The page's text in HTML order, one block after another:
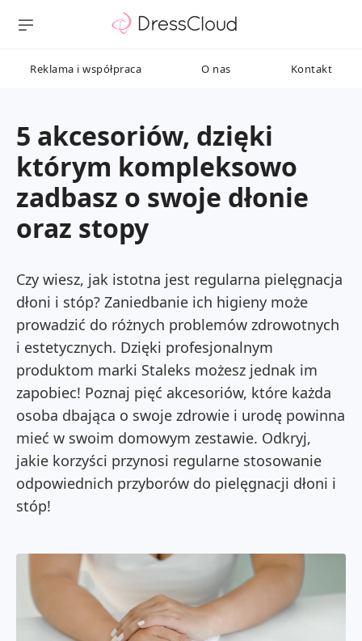
Reklama i współpraca O nas Kontakt
5 akcesoriów, dzięki
którym kompleksowo
zadbasz o swoje dłonie
oraz stopy
Czy wiesz, jak istotna jest regularna pielęgnacja
dłoni i stóp? Zaniedbanie ich higieny może
prowadzić do różnych problemów zdrowotnych
i estetycznych. Dzięki profesjonalnym
produktom marki Staleks możesz jednak im
zapobiec! Poznaj pięć akcesoriów, które każda
osoba dbająca o swoje zdrowie i urodę powinna
mieć w swoim domowym zestawie. Odkryj,
jakie korzyści przynosi regularne stosowanie
odpowiednich przyborów do pielęgnacji dłoni i
stóp!